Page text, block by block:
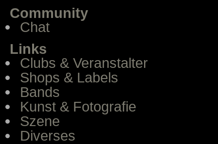
Community
Chat
Links
Clubs & Veranstalter
Shops & Labels
Bands
Kunst & Fotografie
Szene
Diverses